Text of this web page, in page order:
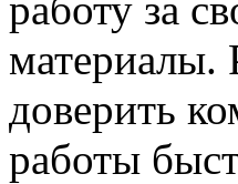
материалы.
доверить
работы